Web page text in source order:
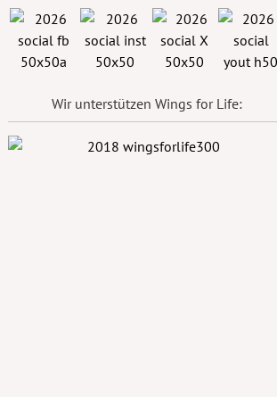
Wir unterstützen Wings for Life: